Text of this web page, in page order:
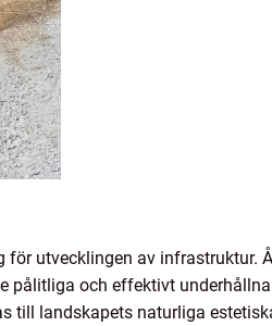
utvecklingen av infrastruktur.
pålitliga och effektivt
till landskapets naturliga